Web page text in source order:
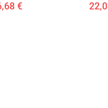
€